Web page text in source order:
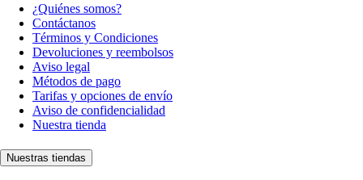
¿Quiénes somos?
Contáctanos
Términos y Condiciones
Devoluciones y reembolsos
Aviso legal
Métodos de pago
Tarifas y opciones de envío
Aviso de confidencialidad
Nuestra tienda
Nuestras tiendas